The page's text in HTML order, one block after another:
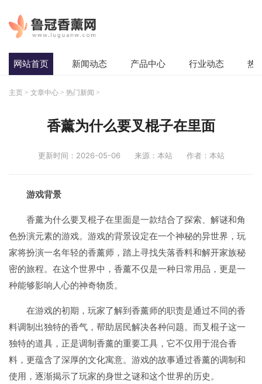
网站首页 新闻动态 产品中心 行业动态 热
主页 > 文章中心 > 热门新闻 >
香薰为什么要叉棍子在里面
更新时间：2026-05-06 来源：本站 作者：本站
游戏背景
香薰为什么要叉棍子在里面是一款结合了探索、解谜和角
色扮演元素的游戏。游戏的背景设定在一个神秘的异世界，玩
家将扮演一名年轻的香薰师，踏上寻找失落香料和解开家族秘
密的旅程。在这个世界中，香薰不仅是一种日常用品，更是一
种能够影响人心的神奇物质。
在游戏的初期，玩家了解到香薰师的职责是通过不同的香
料调制出独特的香气，帮助居民解决各种问题。而叉棍子这一
独特的道具，正是调制香薰的重要工具，它不仅用于混合香
料，更蕴含了深厚的文化寓意。游戏的故事通过香薰的调制和
使用，逐渐揭示了玩家的身世之谜和这个世界的历史。